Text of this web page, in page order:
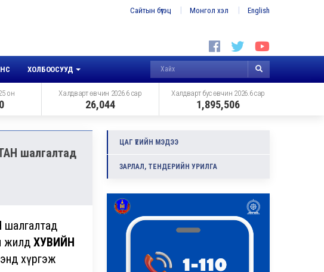
Сайтын бүтэц Монгол хэл English
ХОЛБООСУУД
он Халдварт өвчин 2026.6 сар
26,044
Халдварт бус өвчин 2026.6 сар
1,895,506
шалгалтад
шалгалтад
жилдХУВИЙН
хүргэж
ЦАГ ҮЕИЙН МЭДЭЭ
ЗАРЛАЛ, ТЕНДЕРИЙН УРИЛГА